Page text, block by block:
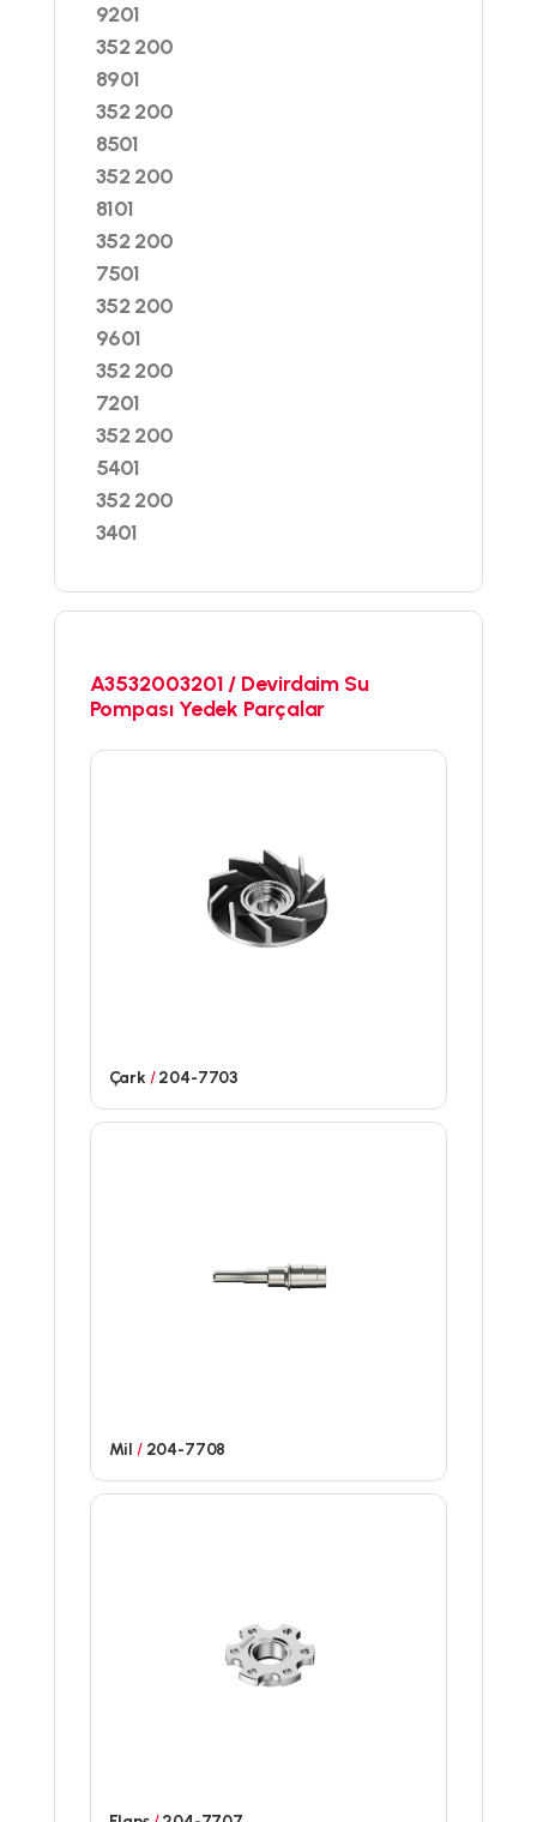
9201
352 200
8901
352 200
8501
352 200
8101
352 200
7501
352 200
9601
352 200
7201
352 200
5401
352 200
3401
A3532003201 / Devirdaim Su
Pompası Yedek Parçalar
Çark /204-7703
Mil /204-7708